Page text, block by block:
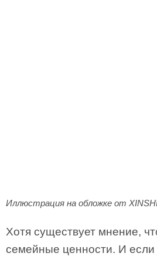
Иллюстрация на обложке от
Хотя существует мнение,
семейные ценности. И